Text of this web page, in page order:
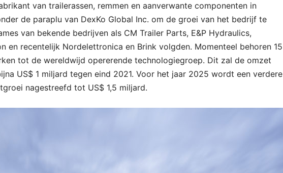
van trailerassen, remmen en aanverwante componenten in
de paraplu van DexKo Global Inc. om de groei van het bedrijf te
van bekende bedrijven als CM Trailer Parts, E&P Hydraulics,
en recentelijk Nordelettronica en Brink volgden. Momenteel behoren 15
tot de wereldwijd opererende technologiegroep. Dit zal de omzet
US$ 1 miljard tegen eind 2021. Voor het jaar 2025 wordt een verdere
nagestreefd tot US$ 1,5 miljard.